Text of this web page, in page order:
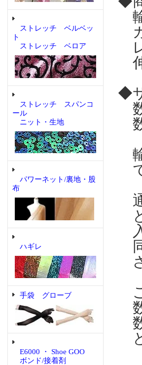
ストレッチ ベルベッ
ト
ストレッチ ベロア
ストレッチ スパンコ
ール
ニット・生地
パワーネット/裏地・股
布
ハギレ
手袋 グローブ
E6000 ・ Shoe GOO
ボンド/接着剤
◆